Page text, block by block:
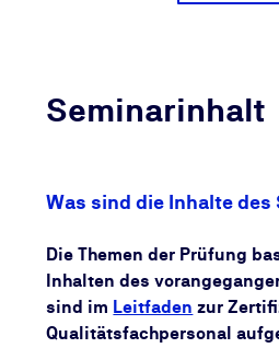
Kompetenzzertifikat bei der
akkreditierten
Prüfstand stellen. Wir
Gültigkeit Ihres
seitens TÜV NORD CERT.
werden Sie regelmäßig über
Seminarinhalt
Was sind die Inhalte des
Die Themen der Prüfung
Inhalten des
sind im Leitfaden zur
Qualitätsfachpersonal